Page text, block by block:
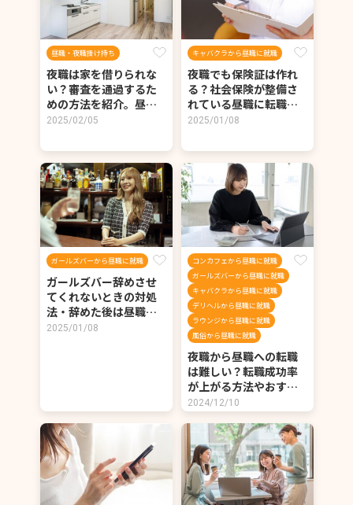
昼職・夜職掛け持ち
夜職は家を借りられな
い？審査を通過するた
めの方法を紹介。昼…
2025/02/05
キャバクラから昼職に就職
夜職でも保険証は作れ
る？社会保険が整備さ
れている昼職に転職…
2025/01/08
ガールズバーから昼職に就職
ガールズバー辞めさせ
てくれないときの対処
法・辞めた後は昼職…
2025/01/08
コンカフェから昼職に就職
ガールズバーから昼職に就職
キャバクラから昼職に就職
デリヘルから昼職に就職
ラウンジから昼職に就職
風俗から昼職に就職
夜職から昼職への転職
は難しい？転職成功率
が上がる方法やおす…
2024/12/10